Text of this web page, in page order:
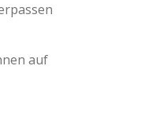
auf